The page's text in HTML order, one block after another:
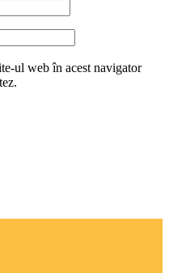
ul web în acest navigator